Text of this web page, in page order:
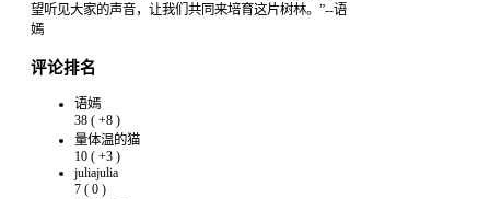
望听见大家的声音，让我们共同来培育这片树林。”--语
嫣
评论排名
语嫣
38 ( +8 )
量体温的猫
10 ( +3 )
juliajulia
7 ( 0 )